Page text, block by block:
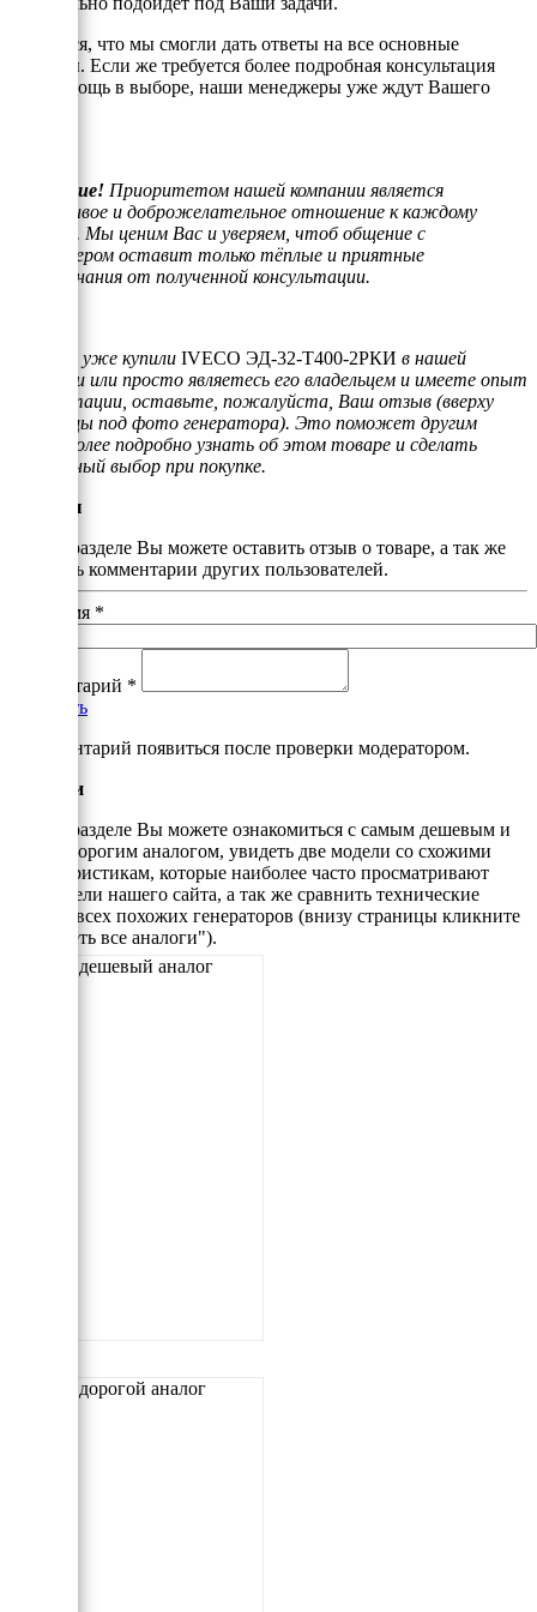
Надеемся, что мы смогли дать ответы на все основные
вопросы. Если же требуется более подробная консультация
или помощь в выборе, наши менеджеры уже ждут Вашего
Внимание! Приоритетом нашей компании является
отзывчивое и доброжелательное отношение к каждому
клиенту. Мы ценим Вас и уверяем, чтоб общение с
менеджером оставит только тёплые и приятные
воспоминания от полученной консультации.
Если Вы уже купили IVECO ЭД-32-Т400-2РКИ в нашей
компании или просто являетесь его владельцем и имеете опыт
эксплуатации, оставьте, пожалуйста, Ваш отзыв (вверху
страницы под фото генератора). Это поможет другим
людям более подробно узнать об этом товаре и сделать
правильный выбор при покупке.
Отзывы
В этом разделе Вы можете оставить отзыв о товаре, а так же
почитать комментарии других пользователей.
Ваше имя *
Комментарий *
Добавить
*Комментарий появиться после проверки модератором.
Аналоги
В этом разделе Вы можете ознакомиться с самым дешевым и
самым дорогим аналогом, увидеть две модели со схожими
характеристикам, которые наиболее часто просматривают
посетители нашего сайта, а так же сравнить технические
данные всех похожих генераторов (внизу страницы кликните
"Смотреть все аналоги").
Самый дешевый аналог
Самый дорогой аналог